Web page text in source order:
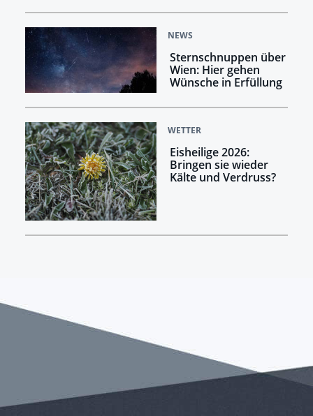
NEWS
Sternschnuppen über
Wien: Hier gehen
Wünsche in Erfüllung
WETTER
Eisheilige 2026:
Bringen sie wieder
Kälte und Verdruss?